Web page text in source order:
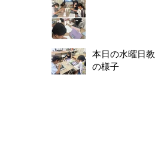
本日の水曜日教
の様子